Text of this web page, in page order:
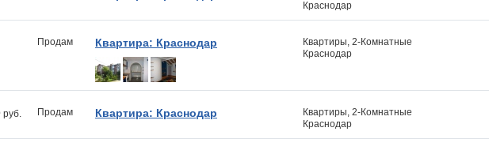
Краснодар
Продам Квартира: Краснодар
Квартиры, 2-Комнатные
Краснодар
руб. Продам Квартира: Краснодар
Квартиры, 2-Комнатные
Краснодар